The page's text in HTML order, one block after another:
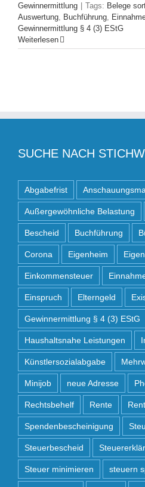
Gewinnermittlung
Tags: Belege
Auswertung
Buchführung
Gewinnermittlung § 4 (3) EStG
Weiterlesen
SUCHE NACH
Abgabefrist
Außergewöhnliche Belastung
Bescheid Buchführung
Corona Eigenheim
Einkommensteuer
Einspruch Elterngeld
Gewinnermittlung § 4 (3) EStG
Haushaltsnahe Leistungen
Künstlersozialabgabe
Minijob neue Adresse
Rechtsbehelf Rente
Spendenbescheinigung
Steuerbescheid
Steuer minimieren steuern